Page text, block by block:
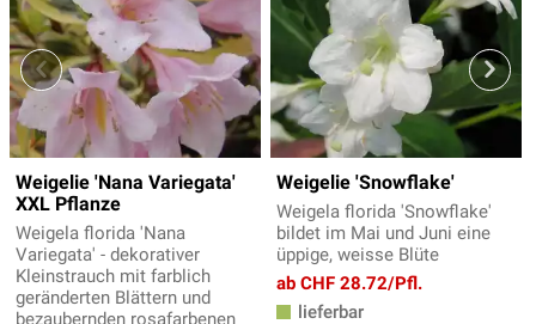
Weigelie 'Nana Variegata'
XXL Pflanze
Weigela florida 'Nana
Variegata' - dekorativer
Kleinstrauch mit farblich
geränderten Blättern und
bezaubernden rosafarbenen
Weigelie 'Snowflake'
Weigela florida 'Snowflake'
bildet im Mai und Juni eine
üppige, weisse Blüte
ab CHF 28.72/Pfl.
lieferbar